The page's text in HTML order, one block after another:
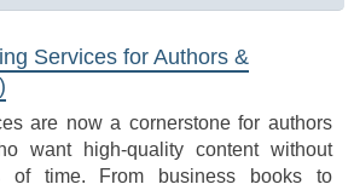
Services for Authors &
are now a cornerstone for authors
want high-quality content without
of time. From business books to